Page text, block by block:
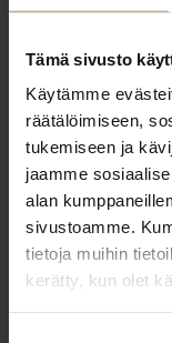
Tämä sivusto
Käytämme
räätälöimiseen,
tukemiseen ja
jaamme
alan
sivustoamme.
tietoja muihin
kerätty, kun olet
skvl-lyhyt-logo Lataa